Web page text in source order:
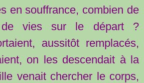
en souffrance, combien de
de vies sur le départ ?
aussitôt remplacés,
on les descendait à la
venait chercher le corps,